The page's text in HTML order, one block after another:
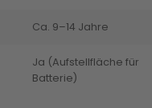
Ca. 9–14 Jahre
Ja (Aufstellfläche für
Batterie)